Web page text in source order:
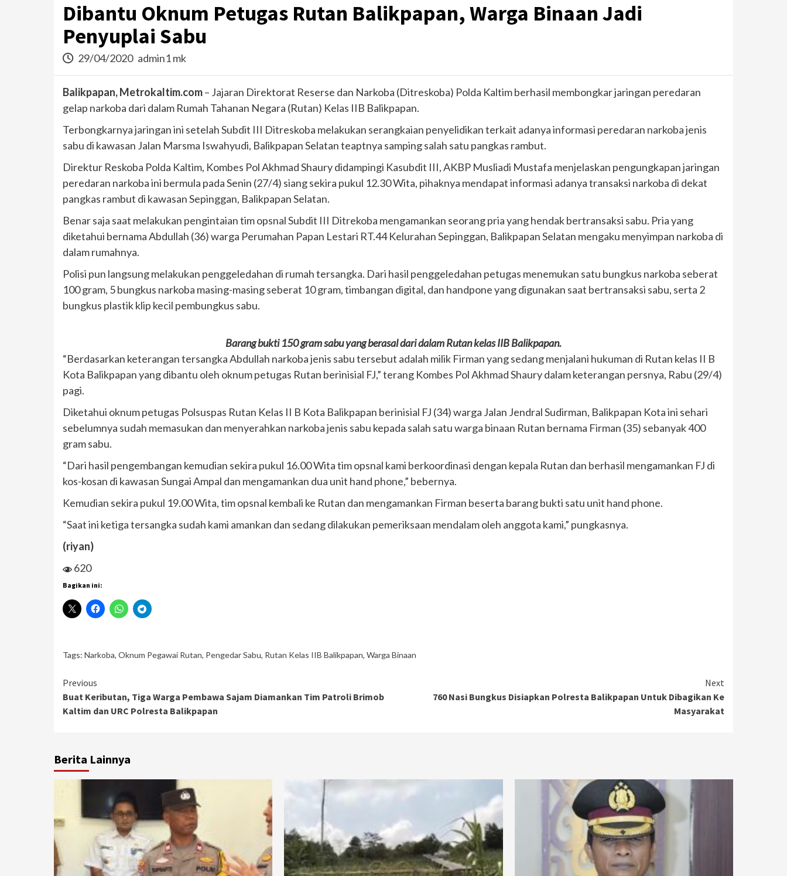
Dibantu Oknum Petugas Rutan Balikpapan, Warga Binaan Jadi
Penyuplai Sabu
29/04/2020 admin1 mk
Balikpapan, Metrokaltim.com– Jajaran Direktorat Reserse dan Narkoba (Ditreskoba) Polda Kaltim berhasil membongkar jaringan peredaran
gelap narkoba dari dalam Rumah Tahanan Negara (Rutan) Kelas IIB Balikpapan.
Terbongkarnya jaringan ini setelah Subdit III Ditreskoba melakukan serangkaian penyelidikan terkait adanya informasi peredaran narkoba jenis
sabu di kawasan Jalan Marsma Iswahyudi, Balikpapan Selatan teaptnya samping salah satu pangkas rambut.
Direktur Reskoba Polda Kaltim, Kombes Pol Akhmad Shaury didampingi Kasubdit III, AKBP Musliadi Mustafa menjelaskan pengungkapan jaringan
peredaran narkoba ini bermula pada Senin (27/4) siang sekira pukul 12.30 Wita, pihaknya mendapat informasi adanya transaksi narkoba di dekat
pangkas rambut di kawasan Sepinggan, Balikpapan Selatan.
Benar saja saat melakukan pengintaian tim opsnal Subdit III Ditrekoba mengamankan seorang pria yang hendak bertransaksi sabu. Pria yang
diketahui bernama Abdullah (36) warga Perumahan Papan Lestari RT.44 Kelurahan Sepinggan, Balikpapan Selatan mengaku menyimpan narkoba di
dalam rumahnya.
Polisi pun langsung melakukan penggeledahan di rumah tersangka. Dari hasil penggeledahan petugas menemukan satu bungkus narkoba seberat
100 gram, 5 bungkus narkoba masing-masing seberat 10 gram, timbangan digital, dan handpone yang digunakan saat bertransaksi sabu, serta 2
bungkus plastik klip kecil pembungkus sabu.
Barang bukti 150 gram sabu yang berasal dari dalam Rutan kelas IIB Balikpapan.
“Berdasarkan keterangan tersangka Abdullah narkoba jenis sabu tersebut adalah milik Firman yang sedang menjalani hukuman di Rutan kelas II B
Kota Balikpapan yang dibantu oleh oknum petugas Rutan berinisial FJ,” terang Kombes Pol Akhmad Shaury dalam keterangan persnya, Rabu (29/4)
pagi.
Diketahui oknum petugas Polsuspas Rutan Kelas II B Kota Balikpapan berinisial FJ (34) warga Jalan Jendral Sudirman, Balikpapan Kota ini sehari
sebelumnya sudah memasukan dan menyerahkan narkoba jenis sabu kepada salah satu warga binaan Rutan bernama Firman (35) sebanyak 400
gram sabu.
“Dari hasil pengembangan kemudian sekira pukul 16.00 Wita tim opsnal kami berkoordinasi dengan kepala Rutan dan berhasil mengamankan FJ di
kos-kosan di kawasan Sungai Ampal dan mengamankan dua unit hand phone,” bebernya.
Kemudian sekira pukul 19.00 Wita, tim opsnal kembali ke Rutan dan mengamankan Firman beserta barang bukti satu unit hand phone.
“Saat ini ketiga tersangka sudah kami amankan dan sedang dilakukan pemeriksaan mendalam oleh anggota kami,” pungkasnya.
(riyan)
620
Bagikan ini:
Tags: Narkoba, Oknum Pegawai Rutan, Pengedar Sabu, Rutan Kelas IIB Balikpapan, Warga Binaan
Continue
Reading
Previous
Buat Keributan, Tiga Warga Pembawa Sajam Diamankan Tim Patroli Brimob
Kaltim dan URC Polresta Balikpapan
Next
760 Nasi Bungkus Disiapkan Polresta Balikpapan Untuk Dibagikan Ke
Masyarakat
Berita Lainnya